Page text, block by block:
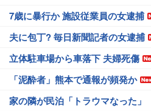
7歳に暴行か 施設従業員の女逮捕
夫に包丁? 毎日新聞記者の女逮捕
立体駐車場から車落下 夫婦死傷
「泥酔者」熊本で通報が頻発か
家の隣が民泊「トラウマなった」